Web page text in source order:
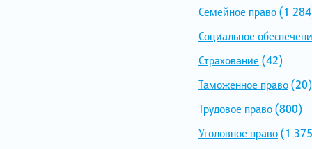
Семейное право(1
Социальное
Страхование (42)
Таможенное право(20)
Трудовое право(800)
Уголовное право(1